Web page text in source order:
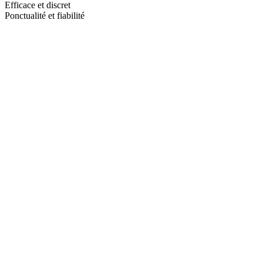
Efficace et discret
Ponctualité et fiabilité